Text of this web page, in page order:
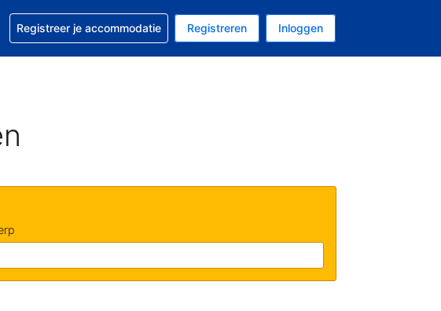
valuta is EUR
Je huidige taal is Nederlands
Krijg hulp bij je reservering
Registreer je accommodatie Registreren Inloggen